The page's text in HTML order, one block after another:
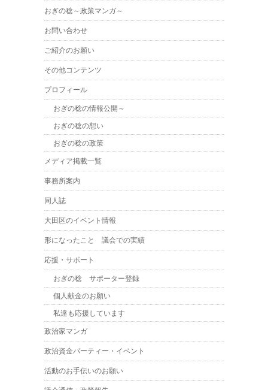
おぎの稔～政策マンガ～
お問い合わせ
ご紹介のお願い
その他コンテンツ
プロフィール
おぎの稔の情報公開～
おぎの稔の想い
おぎの稔の政策
メディア掲載一覧
事務所案内
同人誌
大田区のイベント情報
形になったこと 議会での実績
応援・サポート
おぎの稔 サポーター登録
個人献金のお願い
私達も応援しています
政治家マンガ
政治資金パーティー・イベント
活動のお手伝いのお願い